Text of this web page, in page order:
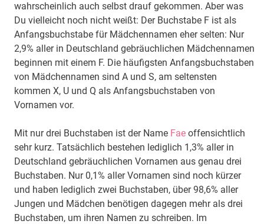
wahrscheinlich auch selbst drauf gekommen. Aber was
Du vielleicht noch nicht weißt: Der Buchstabe F ist als
Anfangsbuchstabe für Mädchennamen eher selten: Nur
2,9% aller in Deutschland gebräuchlichen Mädchennamen
beginnen mit einem F. Die häufigsten Anfangsbuchstaben
von Mädchennamen sind A und S, am seltensten
kommen X, U und Q als Anfangsbuchstaben von
Vornamen vor.
Mit nur drei Buchstaben ist der Name Fae offensichtlich
sehr kurz. Tatsächlich bestehen lediglich 1,3% aller in
Deutschland gebräuchlichen Vornamen aus genau drei
Buchstaben. Nur 0,1% aller Vornamen sind noch kürzer
und haben lediglich zwei Buchstaben, über 98,6% aller
Jungen und Mädchen benötigen dagegen mehr als drei
Buchstaben, um ihren Namen zu schreiben. Im